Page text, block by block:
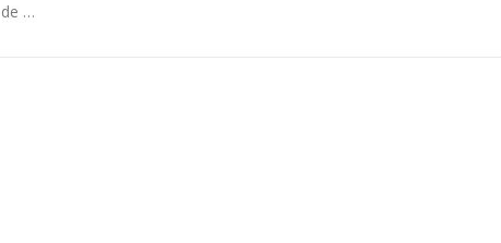
de …